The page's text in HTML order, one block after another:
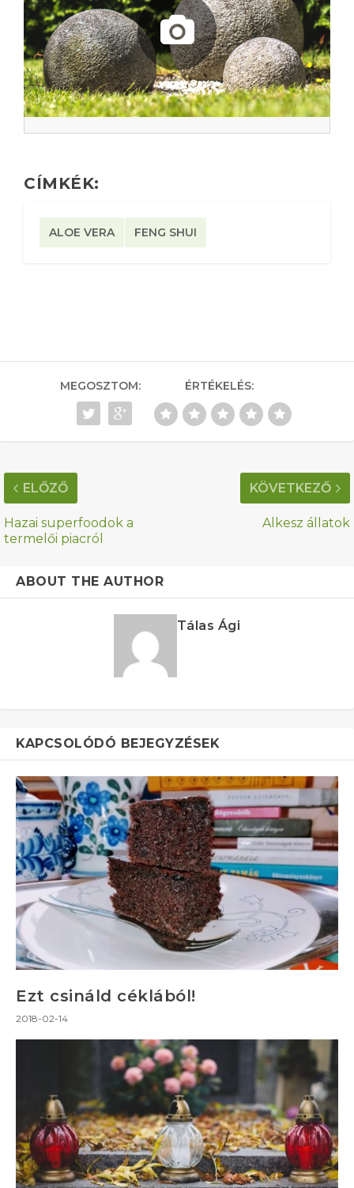
CÍMKÉK:
ALOE VERA FENG SHUI
MEGOSZTOM: ÉRTÉKELÉS:
ELŐZŐ
Hazai superfoodok a
termelői piacról
KÖVETKEZŐ
Alkesz állatok
ABOUT THE AUTHOR
Tálas Ági
KAPCSOLÓDÓ BEJEGYZÉSEK
Ezt csináld céklából!
2018-02-14